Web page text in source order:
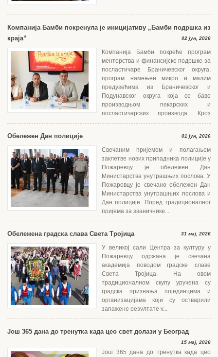
Компанија Бамби покренула је иницијативу „Бамби подршка из
краја“
02 јун, 2026
Компанија Бамби покреће програм
менторства и финансијске подршке за
посластичаре Браничевског округа,
програм намењен микро и малим
предузећима из Браничевског и
Подунавског округа која се баве
производњом пекарских и
посластичарских производа. Кроз
едукацију, менторски...
Обележен Дан полиције 01 јун, 2026
Свечаним пријемом и полагањем
заклетве нових припадника полиције у
Пожаревцу је обележен Дан
Министарства унутрашњих послова. У
Пожаревцу је свечано обележен Дан
Министарства унутрашњих послова и
Дан полиције. Поред традиционалног
пријема за званичнике...
Обележена градска слава Света Тројица 31 мај, 2026
У великој сали Центра за културу у
Пожаревцу одржана је свечана
академија поводом градске славе
Света Тројица. На овом
традиционалном скупу уручена су
градска признања појединцима и
организацијама који су остварили
запажене резултате у...
Још 365 дана до тренутка када цео свет долази у Београд
15 мај, 2026
Још 365 дана до тренутка када цео